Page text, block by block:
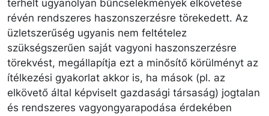
terhelt ugyanolyan bűncselekmények elkövetése
révén rendszeres haszonszerzésre törekedett. Az
üzletszerűség ugyanis nem feltételez
szükségszerűen saját vagyoni haszonszerzésre
törekvést, megállapítja ezt a minősítő körülményt az
ítélkezési gyakorlat akkor is, ha mások (pl. az
elkövető által képviselt gazdasági társaság) jogtalan
és rendszeres vagyongyarapodása érdekében